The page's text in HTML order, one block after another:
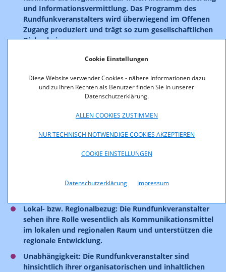
Cookie Einstellungen
Diese Website verwendet Cookies - nähere Informationen dazu
und zu Ihren Rechten als Benutzer finden Sie in unserer
Datenschutzerklärung.
ALLEN COOKIES ZUSTIMMEN
NUR TECHNISCH NOTWENDIGE COOKIES AKZEPTIEREN
COOKIE EINSTELLUNGEN
Datenschutzerklärung Impressum
und Informationsvermittlung. Das Programm des
Rundfunkveranstalters wird überwiegend im Offenen
Zugang produziert und trägt so zum gesellschaftlichen
Dialog bei.
Partizipation: Die Rundfunkveranstalter laden das
stellen dafür Plattformen sowie Trainings-,
Produktions- und Verteilungsmöglichkeiten zur
Gemeinnützigkeit: Die Tätigkeit der
und verfolgt das Prinzip eines werbefreien Programms
Gestaltungskriterien für Programm- bzw. Sendeinhalte
Lokal- bzw. Regionalbezug: Die Rundfunkveranstalter
sehen ihre Rolle wesentlich als Kommunikationsmittel
im lokalen und regionalen Raum und unterstützen die
regionale Entwicklung.
Unabhängigkeit: Die Rundfunkveranstalter sind
hinsichtlich ihrer organisatorischen und inhaltlichen